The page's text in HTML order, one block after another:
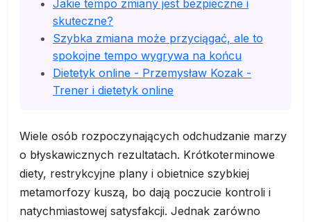
Jakie tempo zmiany jest bezpieczne i
skuteczne?
Szybka zmiana może przyciągać, ale to
spokojne tempo wygrywa na końcu
Dietetyk online - Przemysław Kozak -
Trener i dietetyk online
Wiele osób rozpoczynających odchudzanie marzy
o błyskawicznych rezultatach. Krótkoterminowe
diety, restrykcyjne plany i obietnice szybkiej
metamorfozy kuszą, bo dają poczucie kontroli i
natychmiastowej satysfakcji. Jednak zarówno